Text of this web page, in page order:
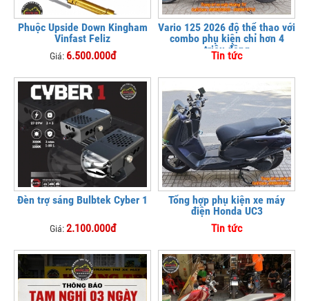
Phuộc Upside Down Kingham
Vinfast Feliz
Giá: 6.500.000đ
Vario 125 2026 độ thể thao với
combo phụ kiện chỉ hơn 4
triệu đồng
Tin tức
Đèn trợ sáng Bulbtek Cyber 1
Giá:2.100.000đ
Tổng hợp phụ kiện xe máy
điện Honda UC3
Tin tức